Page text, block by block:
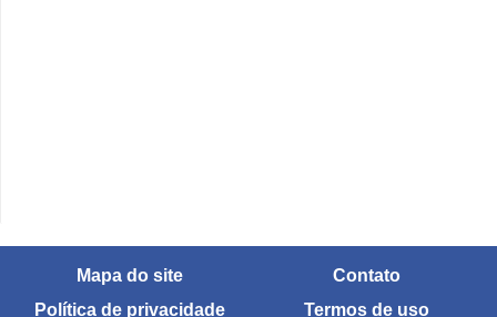
Mapa do site
Contato
Política de privacidade
Termos de uso